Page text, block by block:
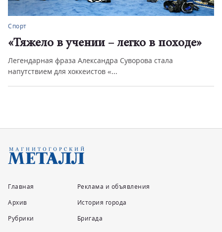
Спорт
«Тяжело в учении – легко в походе»
Легендарная фраза Александра Суворова стала
напутствием для хоккеистов «...
Главная
Архив
Рубрики
Реклама и объявления
История города
Бригада